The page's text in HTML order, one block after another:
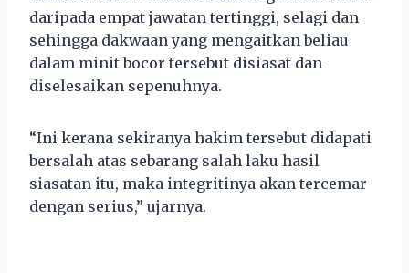
daripada empat jawatan tertinggi, selagi dan
sehingga dakwaan yang mengaitkan beliau
dalam minit bocor tersebut disiasat dan
diselesaikan sepenuhnya.
“Ini kerana sekiranya hakim tersebut didapati
bersalah atas sebarang salah laku hasil
siasatan itu, maka integritinya akan tercemar
dengan serius,” ujarnya.